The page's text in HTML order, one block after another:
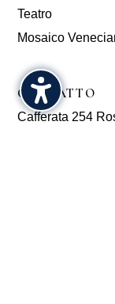
Teatro
Mosaico
CONTATTO
Cafferata 254